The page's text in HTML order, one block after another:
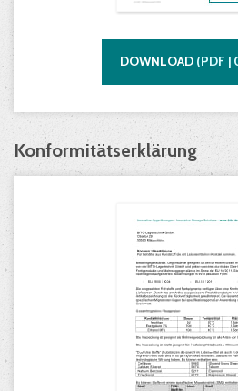
DOWNLOAD (PDF |
Konformitätserklärung